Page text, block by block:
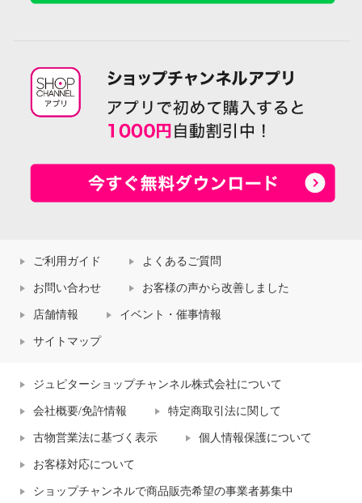
ご利用ガイド よくあるご質問
お問い合わせ お客様の声から改善しました
店舗情報 イベント・催事情報
サイトマップ
ジュピターショップチャンネル株式会社について
会社概要/免許情報 特定商取引法に関して
古物営業法に基づく表示 個人情報保護について
お客様対応について
ショップチャンネルで商品販売希望の事業者募集中